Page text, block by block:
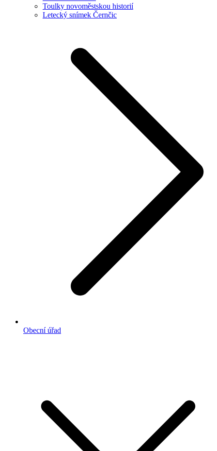
Toulky novoměstskou historií
Letecký snímek Černčic
Obecní úřad